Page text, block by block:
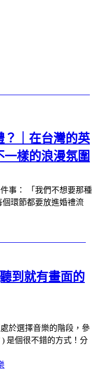
？｜在台灣的英
一樣的浪漫氛圍
事： 「我們不想要那種
環節都要放進婚禮流
到就有畫面的
於選擇音樂的階段，參
是個很不錯的方式！分